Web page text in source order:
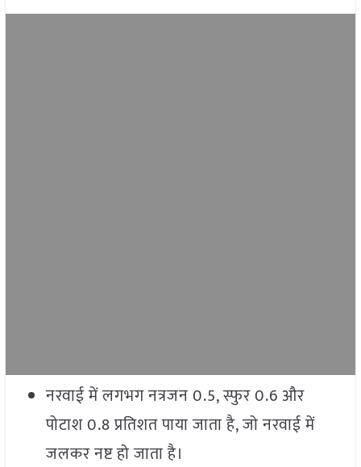
नरवाई में लगभग नत्रजन 0.5, स्फुर 0.6 और
पोटाश 0.8 प्रतिशत पाया जाता है, जो नरवाई में
जलकर नष्ट हो जाता है।